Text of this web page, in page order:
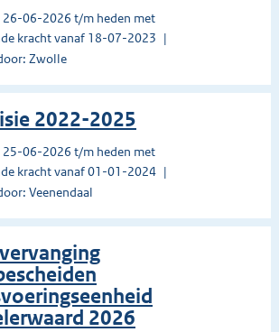
26-06-2026 t/m heden met
kracht vanaf 18-07-2023
Zwolle
2022-2025
25-06-2026 t/m heden met
kracht vanaf 01-01-2024
Veenendaal
2026